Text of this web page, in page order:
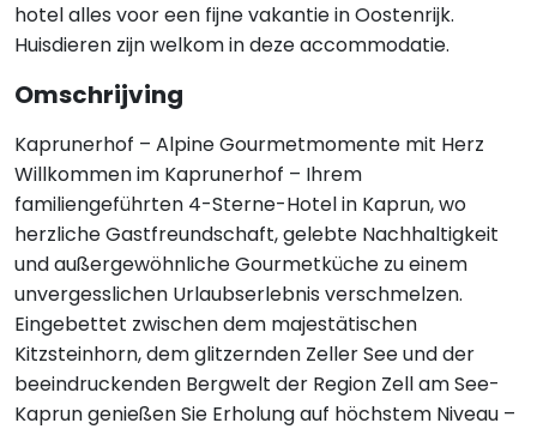
hotel alles voor een fijne vakantie in Oostenrijk.
Huisdieren zijn welkom in deze accommodatie.
Omschrijving
Kaprunerhof – Alpine Gourmetmomente mit Herz
Willkommen im Kaprunerhof – Ihrem
familiengeführten 4-Sterne-Hotel in Kaprun, wo
herzliche Gastfreundschaft, gelebte Nachhaltigkeit
und außergewöhnliche Gourmetküche zu einem
unvergesslichen Urlaubserlebnis verschmelzen.
Eingebettet zwischen dem majestätischen
Kitzsteinhorn, dem glitzernden Zeller See und der
beeindruckenden Bergwelt der Region Zell am See-
Kaprun genießen Sie Erholung auf höchstem Niveau –